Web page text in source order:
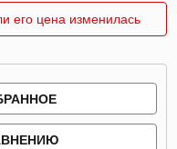
его цена изменилась